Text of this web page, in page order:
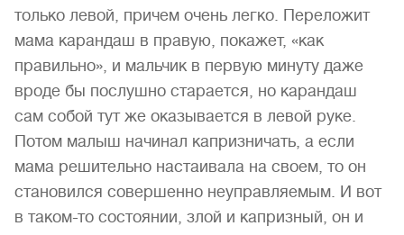
только левой, причем очень легко. Переложит
мама карандаш в правую, покажет, «как
правильно», и мальчик в первую минуту даже
вроде бы послушно старается, но карандаш
сам собой тут же оказывается в левой руке.
Потом малыш начинал капризничать, а если
мама решительно настаивала на своем, то он
становился совершенно неуправляемым. И вот
в таком-то состоянии, злой и капризный, он и